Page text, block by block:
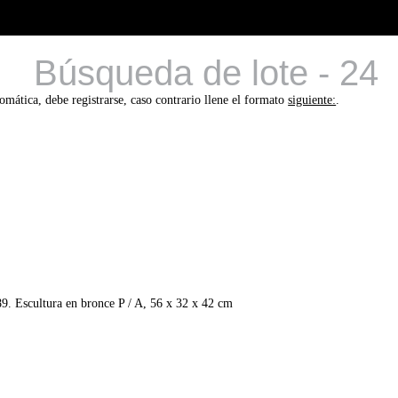
Búsqueda de lote - 24
debe registrarse, caso contrario llene el formatosiguiente:.
Escultura en bronce P / A, 56 x 32 x 42 cm